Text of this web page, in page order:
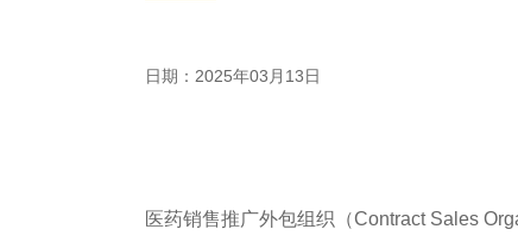
日期：2025年03月13日
医药销售推广外包组织（Contract Sales